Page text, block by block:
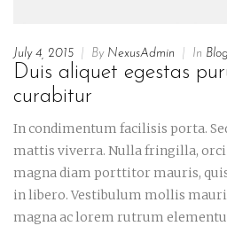
July 4, 2015 | By NexusAdmin | In Blog
Duis aliquet egestas
curabitur
In condimentum facilisis porta.
mattis viverra. Nulla fringilla, orci
magna diam porttitor mauris,
in libero. Vestibulum mollis
magna ac lorem rutrum